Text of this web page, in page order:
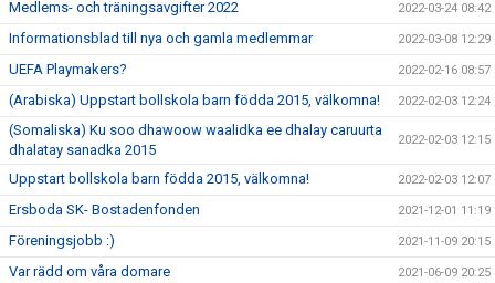
Medlems- och träningsavgifter 2022 2022-03-24 08:42
Informationsblad till nya och gamla medlemmar 2022-03-08 12:29
UEFA Playmakers? 2022-02-16 08:57
(Arabiska) Uppstart bollskola barn födda 2015, välkomna! 2022-02-03 12:24
(Somaliska) Ku soo dhawoow waalidka ee dhalay caruurta
dhalatay sanadka 2015
2022-02-03 12:15
Uppstart bollskola barn födda 2015, välkomna! 2022-02-03 12:07
Ersboda SK- Bostadenfonden 2021-12-01 11:19
Föreningsjobb :) 2021-11-09 20:15
Var rädd om våra domare 2021-06-09 20:25